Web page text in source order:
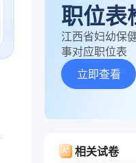
职位表
江西省妇幼保
事对应职位表
立即查看
相关试卷